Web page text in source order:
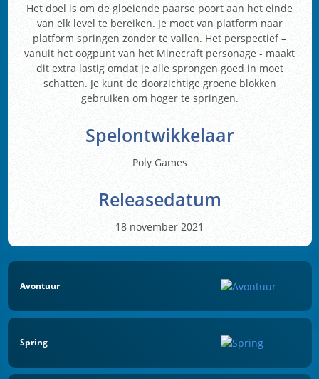
Het doel is om de gloeiende paarse poort aan het einde
van elk level te bereiken. Je moet van platform naar
platform springen zonder te vallen. Het perspectief –
vanuit het oogpunt van het Minecraft personage - maakt
dit extra lastig omdat je alle sprongen goed in moet
schatten. Je kunt de doorzichtige groene blokken
gebruiken om hoger te springen.
Spelontwikkelaar
Poly Games
Releasedatum
18 november 2021
Avontuur
Spring